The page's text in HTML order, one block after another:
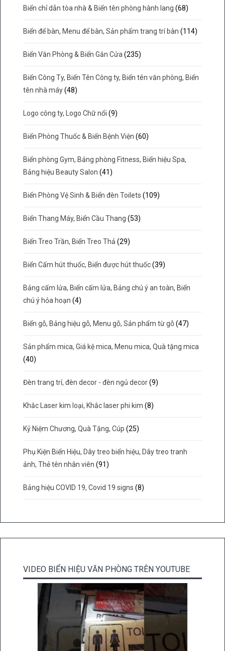
Biển chỉ dẫn tòa nhà & Biển tên phòng hành lang (68)
Biển để bàn, Menu để bàn, Sản phẩm trang trí bàn (114)
Biển Văn Phòng & Biển Gắn Cửa (235)
Biển Công Ty, Biển Tên Công ty, Biển tên văn phòng, Biển
tên nhà máy (48)
Logo công ty, Logo Chữ nổi (9)
Biển Phòng Thuốc & Biển Bệnh Viện (60)
Biển phòng Gym, Bảng phòng Fitness, Biển hiệu Spa,
Bảng hiệu Beauty Salon (41)
Biển Phòng Vệ Sinh & Biển đèn Toilets (109)
Biển Thang Máy, Biển Cầu Thang (53)
Biển Treo Trần, Biển Treo Thả (29)
Biển Cấm hút thuốc, Biển được hút thuốc (39)
Bảng cấm lửa, Biển cấm lửa, Bảng chú ý an toàn, Biển
chú ý hỏa hoạn (4)
Biển gỗ, Bảng hiệu gỗ, Menu gỗ, Sản phẩm từ gỗ (47)
Sản phẩm mica, Giá kệ mica, Menu mica, Quà tặng mica
(40)
Đèn trang trí, đèn decor - đèn ngủ decor (9)
Khắc Laser kim loại, Khắc laser phi kim (8)
Kỷ Niệm Chương, Quà Tặng, Cúp (25)
Phụ Kiện Biển Hiệu, Dây treo biển hiệu, Dây treo tranh
ảnh, Thẻ tên nhân viên (91)
Bảng hiệu COVID 19, Covid 19 signs (8)
VIDEO BIỂN HIỆU VĂN PHÒNG TRÊN YOUTUBE